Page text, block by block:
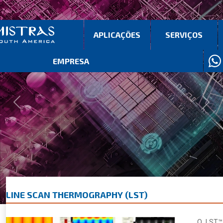
Previous Next
APLICAÇÕES SERVIÇOS
EMPRESA
LINE SCAN THERMOGRAPHY (LST)